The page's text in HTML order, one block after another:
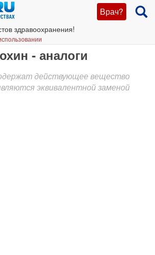
Врач?
здравоохранения!
- аналоги
действующее вещество
эквивалентной заменой